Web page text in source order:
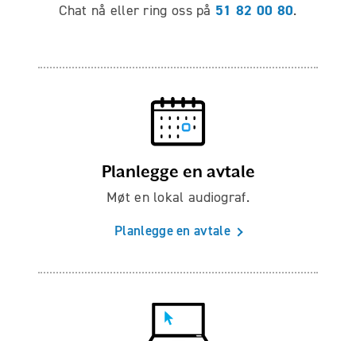
Chat nå eller ring oss på 51 82 00 80.
Planlegge en avtale
Møt en lokal audiograf.
Planlegge en avtale